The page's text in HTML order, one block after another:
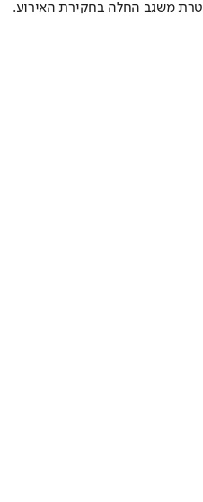
משגב החלה בחקירת האירוע.